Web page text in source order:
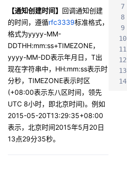
【通知创建时间】 回调通知创建
的时间，遵循rfc3339标准格式，
格式为yyyy-MM-
DDTHH:mm:ss+TIMEZONE，
yyyy-MM-DD表示年月日，T出
现在字符串中，HH:mm:ss表示时
分秒，TIMEZONE表示时区
(+08:00表示东八区时间，领先
UTC 8小时，即北京时间)。例如
2015-05-20T13:29:35+08:00
表示，北京时间2015年5月20日
13点29分35秒。
7
8
9
10
11
12
13
14